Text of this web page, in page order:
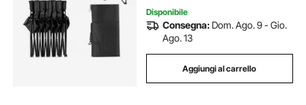
Disponibile
Consegna: Dom. Ago. 9 - Gio.
Ago. 13
Aggiungi al carrello